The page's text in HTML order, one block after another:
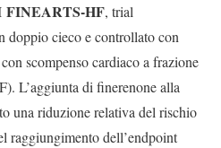
FINEARTS-HF, trial
doppio cieco e controllato con
scompenso cardiaco a frazione
L’aggiunta di finerenone alla
una riduzione relativa del rischio
raggiungimento dell’endpoint